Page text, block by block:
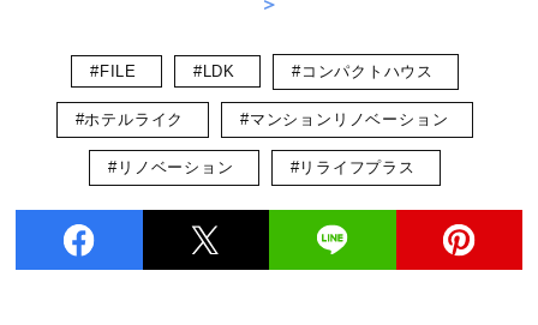
＞
#FILE #LDK #コンパクトハウス
#ホテルライク #マンションリノベーション
#リノベーション #リライフプラス